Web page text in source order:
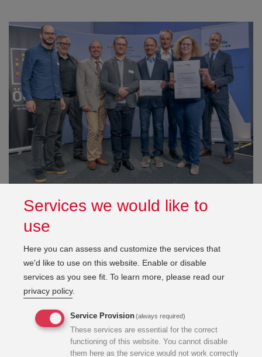
Auszeichnung des KWP Haus Penzing
Wissenswertes zu klimaaktiv
es gibt derzeit über 1.200 klimaaktiv
Gebäude österreichweit
Services we would like to
use
Here you can assess and customize the services that
we'd like to use on this website. Enable or disable
services as you see fit. To learn more, please read our
privacy policy.
Service Provision(always required)
These services are essential for the correct
functioning of this website. You cannot disable
them here as the service would not work correctly